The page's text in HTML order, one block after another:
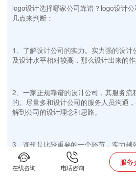
logo设计选择哪家公司靠谱？logo设计
几点来判断：
1、了解设计公司的实力。实力强的设计
及设计水平相对较高，那么设计出来的作
2、一家正规靠谱的设计公司，其服务流
的。尽量多和设计公司的服务人员沟通
解到公司的设计理念和思路。
3、询价是比较重要的一个环节，实力越
自己的预算和实际情况来选择。
在线咨询 电话咨询
服务